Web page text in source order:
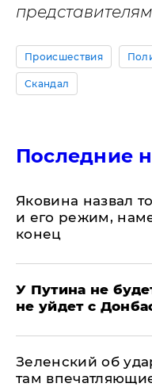
Происшествия
Скандал
Последние
Яковина назвал
и его режим,
конец
У Путина не
не уйдет с
Зеленский об
там